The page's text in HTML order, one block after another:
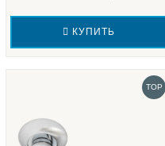
КУПИТЬ
TOP